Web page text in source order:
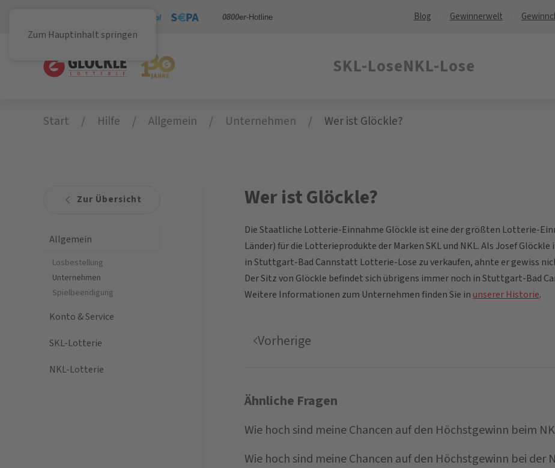
Zum Hauptinhalt springen
0800er-Hotline Blog Gewinnerwelt
SKL-LoseNKL-Lose
Start Hilfe Allgemein Unternehmen Wer ist Glöckle?
Zur Übersicht
Allgemein
Losbestellung
Unternehmen
Spielbeendigung
Konto & Service
SKL-Lotterie
NKL-Lotterie
Wer ist Glöckle?
Die Staatliche Lotterie-Einnahme Glöckle ist eine der größten Lotterie-
Länder) für die Lotterieprodukte der Marken SKL und NKL. Als Josef
in Stuttgart-Bad Cannstatt Lotterie-Lose zu verkaufen, ahnte er gewiss
Der Sitz von Glöckle befindet sich übrigens immer noch in Stuttgart-Bad
Weitere Informationen zum Unternehmen finden Sie in unserer Historie.
Vorherige
Ähnliche Fragen
Wie hoch sind meine Chancen auf den Höchstgewinn beim
Wie hoch sind meine Chancen auf den Höchstgewinn bei der